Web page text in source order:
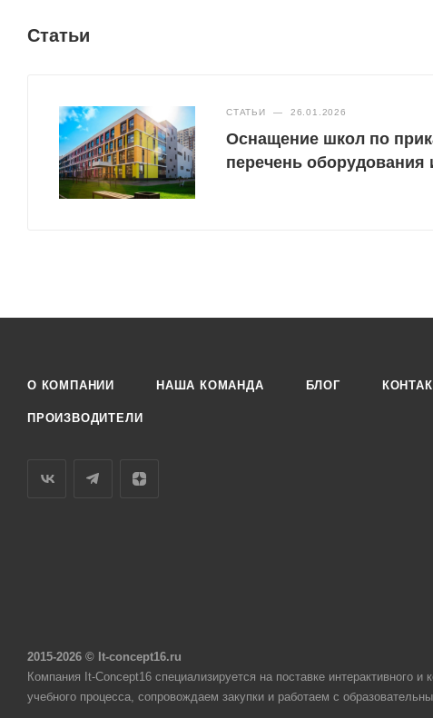
Статьи
СТАТЬИ — 26.01.2026
Оснащение школ по
перечень
О КОМПАНИИ НАША КОМАНДА БЛОГ
ПРОИЗВОДИТЕЛИ
2015-2026 © It-concept16.ru
Компания It-Concept16 специализируется на поставке
учебного процесса, сопровождаем закупки и работаем с